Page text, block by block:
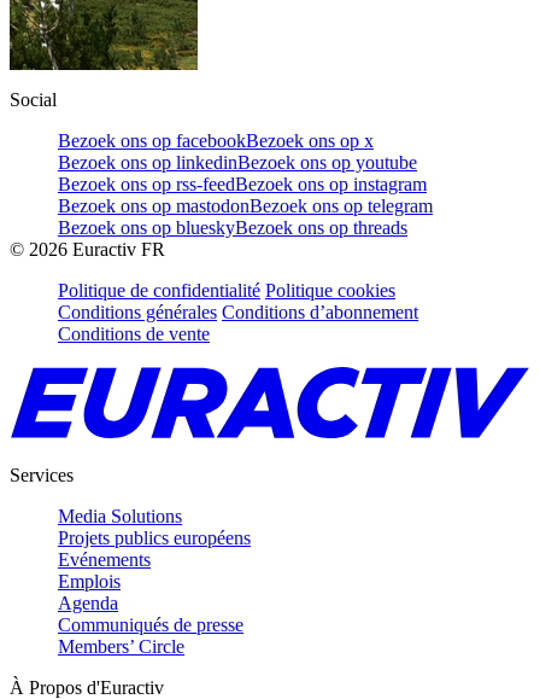
Social
Bezoek ons op facebookBezoek ons op x
Bezoek ons op linkedinBezoek ons op youtube
Bezoek ons op rss-feedBezoek ons op instagram
Bezoek ons op mastodonBezoek ons op telegram
Bezoek ons op blueskyBezoek ons op threads
© 2026 Euractiv FR
Politique de confidentialité Politique cookies
Conditions générales Conditions d’abonnement
Conditions de vente
Services
Media Solutions
Projets publics européens
Evénements
Emplois
Agenda
Communiqués de presse
Members’ Circle
À Propos d'Euractiv